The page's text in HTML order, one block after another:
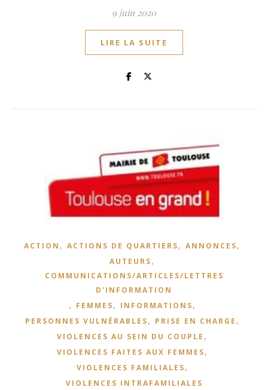
9 juin 2020
LIRE LA SUITE
ACTION , ACTIONS DE QUARTIERS, ANNONCES,
AUTEURS,
COMMUNICATIONS/ARTICLES/LETTRES
D'INFORMATION
, FEMMES, INFORMATIONS,
PERSONNES VULNÉRABLES, PRISE EN CHARGE ,
VIOLENCES AU SEIN DU COUPLE ,
VIOLENCES FAITES AUX FEMMES,
VIOLENCES FAMILIALES,
VIOLENCES INTRAFAMILIALES